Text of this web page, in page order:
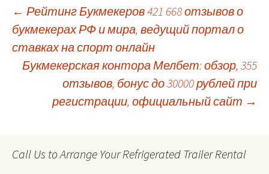
Post
navigation
← Рейтинг Букмекеров 421 668 отзывов о
букмекерах РФ и мира, ведущий портал о
ставках на спорт онлайн
Букмекерская контора Мелбет: обзор, 355
отзывов, бонус до 30000 рублей при
регистрации, официальный сайт →
Call Us to Arrange Your Refrigerated Trailer Rental